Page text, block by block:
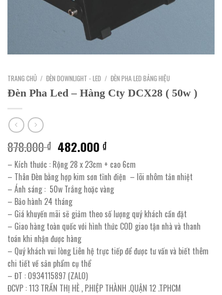
TRANG CHỦ / ĐÈN DOWNLIGHT - LED / ĐÈN PHA LED BẢNG HIỆU
Đèn Pha Led – Hàng Cty DCX28 ( 50w )
878.000₫ Giá
gốc
là:
878.000 ₫.
482.000₫Giá
hiện
tại
là:
482.000 ₫.
– Kích thước : Rộng 28 x 23cm + cao 6cm
– Thân Đèn bằng hợp kim sơn tĩnh điện – lõi nhôm tản nhiệt
– Ánh sáng : 50w Trắng hoặc vàng
– Bảo hành 24 tháng
– Giá khuyến mãi sẽ giảm theo số lượng quý khách cần đặt
– Giao hàng toàn quốc với hình thức COD giao tận nhà và thanh
toán khi nhận được hàng
– Quý khách vui lòng Liên hệ trực tiếp để được tư vấn và biết thêm
chi tiết về sản phẩm cụ thể
– ĐT : 0934115897 (ZALO)
ĐCVP : 113 TRẦN THỊ HÈ , P.HIỆP THÀNH .QUẬN 12 .TPHCM